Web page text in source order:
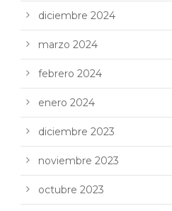
diciembre 2024
marzo 2024
febrero 2024
enero 2024
diciembre 2023
noviembre 2023
octubre 2023